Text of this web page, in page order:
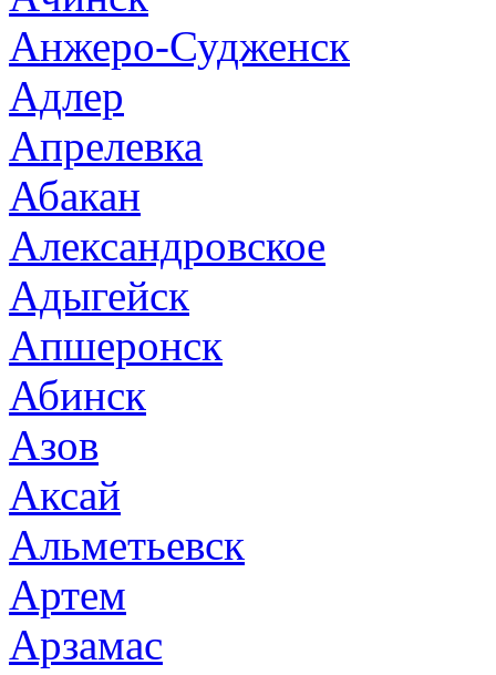
Анжеро-Судженск
Адлер
Апрелевка
Абакан
Александровское
Адыгейск
Апшеронск
Абинск
Азов
Аксай
Альметьевск
Артем
Арзамас